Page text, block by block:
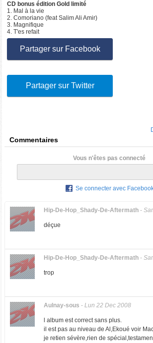
CD bonus édition Gold limité
1. Mal à la vie
2. Comoriano (feat Salim Ali Amir)
3. Magnifique
4. T'es refait
Partager sur Facebook
Partager sur Twitter
Commentaires
Vous n'êtes pas connecté
Se connecter avec
Hip-De-Hop_Shady-De-Aftermath-
déçue
Hip-De-Hop_Shady-De-Aftermath-
trop
Aulnay-sous - Lun 22 Dec 2008
l album est correct sans plus.
il est pas au niveau de Al,Ekoué voir
je retien sévère,rien de